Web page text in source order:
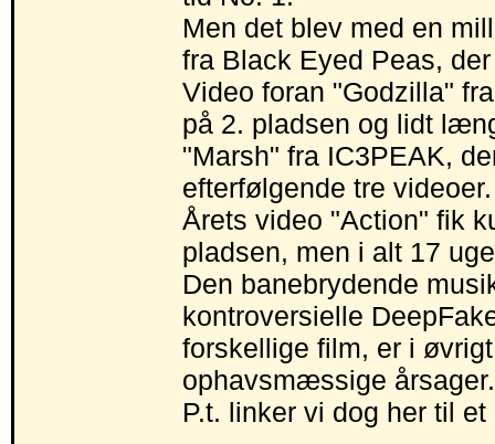
Men det blev med en
fra Black Eyed Peas,
Video foran "Godzilla"
på 2. pladsen og lidt
"Marsh" fra IC3PEAK,
efterfølgende tre videoer.
Årets video "Action" fik
pladsen, men i alt 17
Den banebrydende
kontroversielle
forskellige film, er i
ophavsmæssige årsager.
P.t. linker vi dog her til